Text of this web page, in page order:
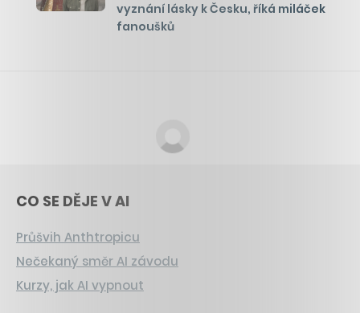
vyznání lásky k Česku, říká miláček
fanoušků
CO SE DĚJE V AI
Průšvih Anthtropicu
Nečekaný směr AI závodu
Kurzy, jak AI vypnout